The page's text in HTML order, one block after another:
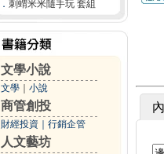
． 刺蝟米米隨手玩 套組
文學小說
文學 小說
商管創投
財經投資 行銷企管
人文藝坊